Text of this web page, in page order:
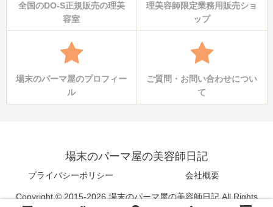
全国のDO-S正規販売の理美
容室
理美容師限定業務用販売ショ
ップ
場末のパーマ屋のプロフィー
ル
ご質問・お問い合わせについ
て
場末のパーマ屋の美容師日記
プライバシーポリシー 会社概要
Copyright © 2015-2026 場末のパーマ屋の美容師日記 All Rights